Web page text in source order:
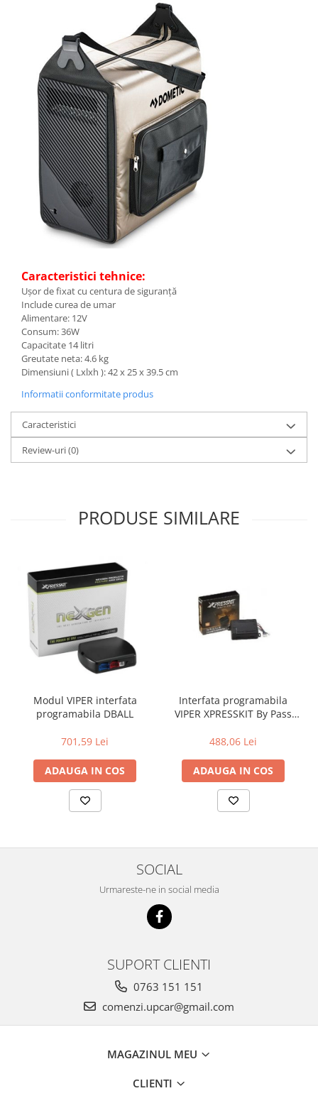
Caracteristici tehnice:
Ușor de fixat cu centura de siguranță
Include curea de umar
Alimentare: 12V
Consum: 36W
Capacitate 14 litri
Greutate neta: 4.6 kg
Dimensiuni ( Lxlxh ): 42 x 25 x 39.5 cm
Informatii conformitate produs
Caracteristici
Review-uri(0)
PRODUSE SIMILARE
Modul VIPER interfata
programabila DBALL
701,59 Lei
ADAUGA IN COS
Interfata programabila
VIPER XPRESSKIT By Pass
488,06 Lei
ADAUGA IN COS
SOCIAL
Urmareste-ne in social media
SUPORT CLIENTI
0763 151 151
comenzi.upcar@gmail.com
MAGAZINUL MEU
CLIENTI